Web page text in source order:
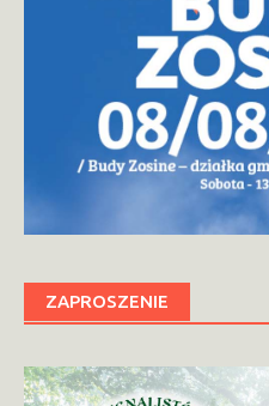
ZAPROSZENIE